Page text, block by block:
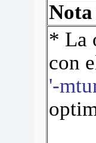
* La
con
'-